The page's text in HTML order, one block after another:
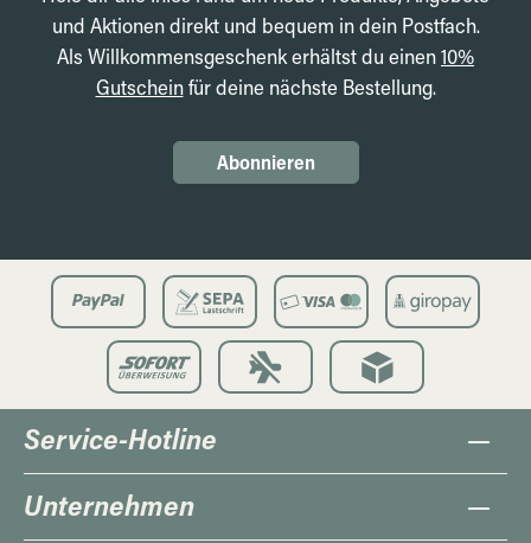
und Aktionen direkt und bequem in dein Postfach.
Als Willkommensgeschenk erhältst du einen10%
Gutscheinfür deine nächste Bestellung.
Abonnieren
Service-Hotline
Unternehmen